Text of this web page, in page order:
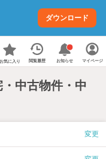
ダウンロード
お気に入り 閲覧履歴 お知らせ マイページ
・中古物件・中
変更